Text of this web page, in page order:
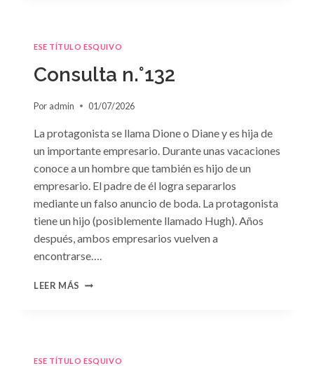
ESE TÍTULO ESQUIVO
Consulta n.°132
Por admin 01/07/2026
La protagonista se llama Dione o Diane y es hija de
un importante empresario. Durante unas vacaciones
conoce a un hombre que también es hijo de un
empresario. El padre de él logra separarlos
mediante un falso anuncio de boda. La protagonista
tiene un hijo (posiblemente llamado Hugh). Años
después, ambos empresarios vuelven a
encontrarse….
LEER MÁS CONSULTA
ESE TÍTULO ESQUIVO